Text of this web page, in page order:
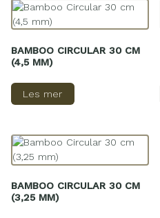
BAMBOO CIRCULAR 30 CM
(4,5 MM)
Les mer
BAMBOO CIRCULAR 30 CM
(3,25 MM)